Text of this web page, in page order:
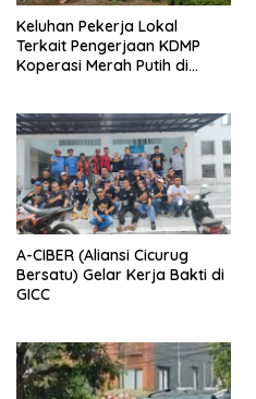
Keluhan Pekerja Lokal
Terkait Pengerjaan KDMP
Koperasi Merah Putih di
A-CIBER (Aliansi Cicurug
Bersatu) Gelar Kerja Bakti di
GICC